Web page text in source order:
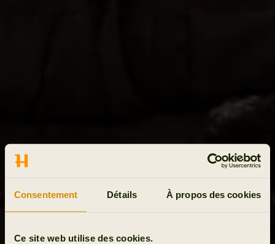
Consentement Détails À propos des cookies
Ce site web utilise des cookies.